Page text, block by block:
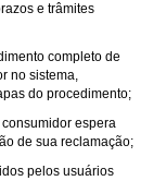
e trâmites
completo de
no sistema,
do procedimento;
espera
de sua reclamação;
pelos usuários